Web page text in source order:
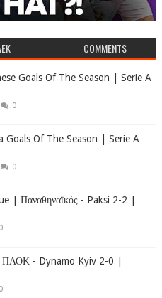
COMMENTS
Goals Of The Season | Serie A
0
Goals Of The Season | Serie A
0
| Παναθηναϊκός - Paksi 2-2 |
0
- Dynamo Kyiv 2-0 |
0